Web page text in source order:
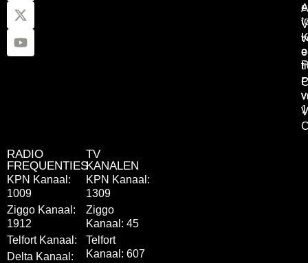
RADIO
FREQUENTIES
KPN Kanaal:
1009
Ziggo Kanaal:
1912
Telfort Kanaal:
Delta Kanaal:
TV
KANALEN
KPN Kanaal:
1309
Ziggo
Kanaal: 45
Telfort
Kanaal: 607